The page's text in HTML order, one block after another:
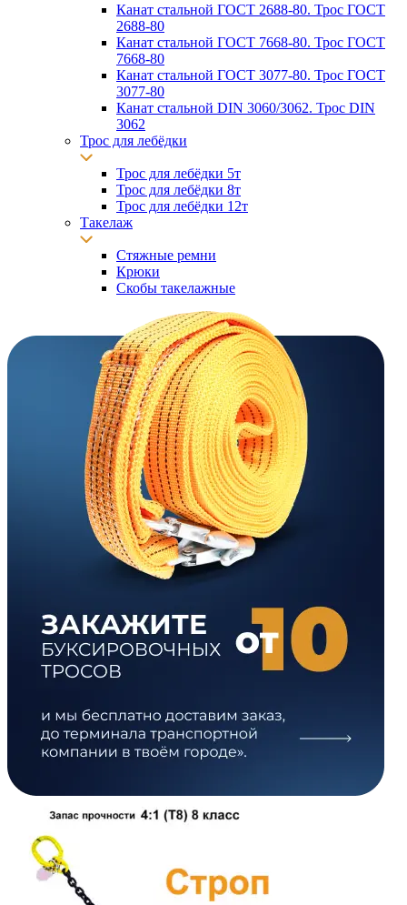
Канат стальной ГОСТ 2688-80. Трос ГОСТ
2688-80
Канат стальной ГОСТ 7668-80. Трос ГОСТ
7668-80
Канат стальной ГОСТ 3077-80. Трос ГОСТ
3077-80
Канат стальной DIN 3060/3062. Трос DIN
3062
Трос для лебёдки
Трос для лебёдки 5т
Трос для лебёдки 8т
Трос для лебёдки 12т
Такелаж
Стяжные ремни
Крюки
Скобы такелажные